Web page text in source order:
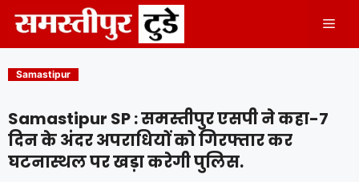
content
Samastipur
Samastipur SP : समस्तीपुर एसपी ने कहा-7
दिन के अंदर अपरा​धियों को गिरफ्तार कर
घटनास्थल पर खड़ा करेगी पुलिस.